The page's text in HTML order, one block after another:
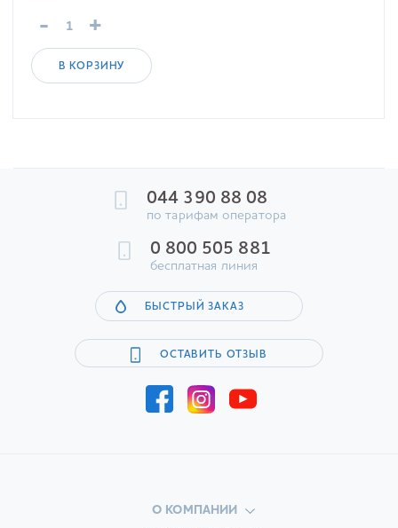
- +
В КОРЗИНУ
044 390 88 08
по тарифам оператора
0 800 505 881
бесплатная линия
БЫСТРЫЙ ЗАКАЗ
ОСТАВИТЬ ОТЗЫВ
О КОМПАНИИ